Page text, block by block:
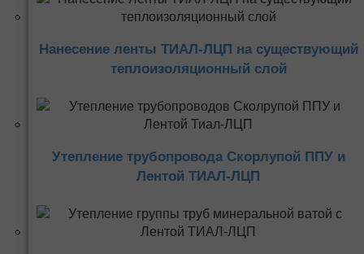
Нанесение ленты ТИАЛ-ЛЦП на существующий
теплоизоляционный слой
Утепление трубопровода Скорлупой ППУ и
Лентой ТИАЛ-ЛЦП